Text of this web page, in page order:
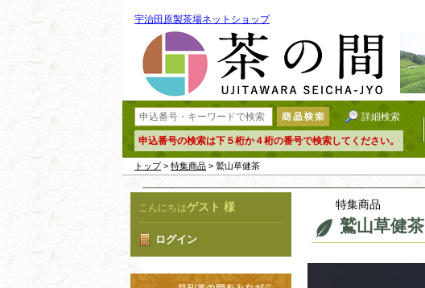
宇治田原製茶場ネットショップ
詳細検索
申込番号の検索は下５桁か４桁の番号で検索してください。
トップ> 特集商品 > 鷲山草健茶
こんにちはゲスト 様
ログイン
特集商品
鷲山草健茶